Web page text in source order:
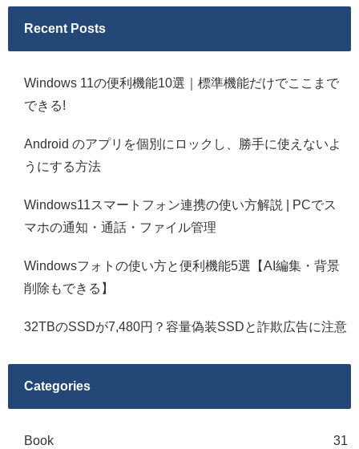
Recent Posts
Windows 11の便利機能10選｜標準機能だけでここまで
できる!
Android のアプリを個別にロックし、勝手に使えないよ
うにする方法
Windows11スマートフォン連携の使い方解説 | PCでス
マホの通知・通話・ファイル管理
Windowsフォトの使い方と便利機能5選【AI編集・背景
削除もできる】
32TBのSSDが7,480円？容量偽装SSDと詐欺広告に注意
Categories
Book 31